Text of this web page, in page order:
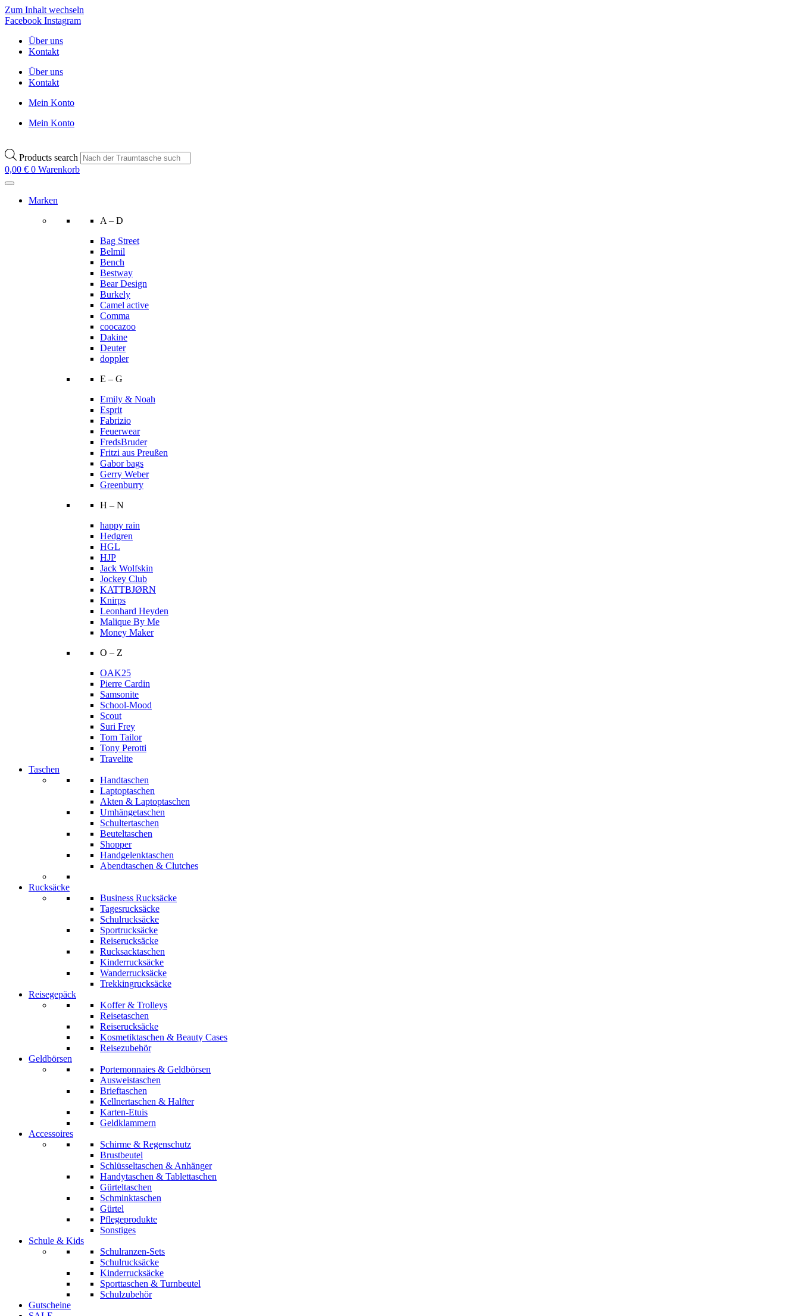
Zum Inhalt wechseln
Facebook Instagram
Über uns
Kontakt
Über uns
Kontakt
Mein Konto
Mein Konto
Products search
0,00 € 0 Warenkorb
Marken
A – D
Bag Street
Belmil
Bench
Bestway
Bear Design
Burkely
Camel active
Comma
coocazoo
Dakine
Deuter
doppler
E – G
Emily & Noah
Esprit
Fabrizio
Feuerwear
FredsBruder
Fritzi aus Preußen
Gabor bags
Gerry Weber
Greenburry
H – N
happy rain
Hedgren
HGL
HJP
Jack Wolfskin
Jockey Club
KATTBJØRN
Knirps
Leonhard Heyden
Malique By Me
Money Maker
O – Z
OAK25
Pierre Cardin
Samsonite
School-Mood
Scout
Suri Frey
Tom Tailor
Tony Perotti
Travelite
Taschen
Handtaschen
Laptoptaschen
Akten & Laptoptaschen
Umhängetaschen
Schultertaschen
Beuteltaschen
Shopper
Handgelenktaschen
Abendtaschen & Clutches
Rucksäcke
Business Rucksäcke
Tagesrucksäcke
Schulrucksäcke
Sportrucksäcke
Reiserucksäcke
Rucksacktaschen
Kinderrucksäcke
Wanderrucksäcke
Trekkingrucksäcke
Reisegepäck
Koffer & Trolleys
Reisetaschen
Reiserucksäcke
Kosmetiktaschen & Beauty Cases
Reisezubehör
Geldbörsen
Portemonnaies & Geldbörsen
Ausweistaschen
Brieftaschen
Kellnertaschen & Halfter
Karten-Etuis
Geldklammern
Accessoires
Schirme & Regenschutz
Brustbeutel
Schlüsseltaschen & Anhänger
Handytaschen & Tablettaschen
Gürteltaschen
Schminktaschen
Gürtel
Pflegeprodukte
Sonstiges
Schule & Kids
Schulranzen-Sets
Schulrucksäcke
Kinderrucksäcke
Sporttaschen & Turnbeutel
Schulzubehör
Gutscheine